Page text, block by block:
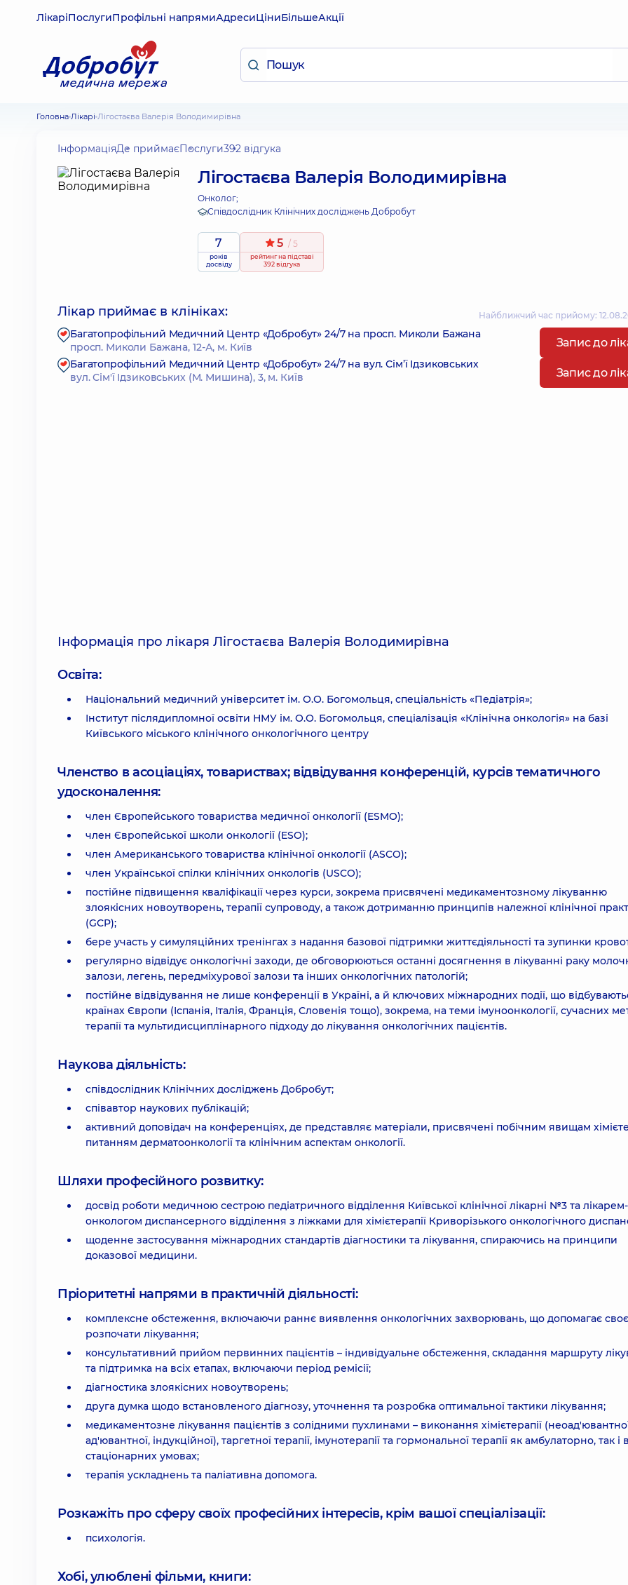
ЛікаріПослугиПрофільні напрямиАдресиЦіниБільшеАкції
Головна Лікарі Лігостаєва Валерія Володимирівна
ІнформаціяДе приймаєПослуги392 відгука
Лігостаєва Валерія Володимирівна
Онколог;
Співдослідник Клінічних досліджень Добробут
7
років
досвіду
5 / 5
рейтингна підставі
392 відгука
Лікар приймає в клініках: Найближчий час прийому:
Багатопрофільний Медичний Центр «Добробут» 24/7 на просп. Миколи Бажана
просп. Миколи Бажана, 12-А, м. Київ
Запис до
Багатопрофільний Медичний Центр «Добробут» 24/7 на вул. Сім’ї Ідзиковських
вул. Сім'ї Ідзиковських (М. Мишина), 3, м. Київ
Запис до
Інформація про лікаря Лігостаєва Валерія Володимирівна
Освіта:
Національний медичний університет ім. О.О. Богомольця, спеціальність «Педіатрія»;
Інститут післядипломної освіти НМУ ім. О.О. Богомольця, спеціалізація «Клінічна онкологія» на базі
Київського міського клінічного онкологічного центру
Членство в асоціаціях, товариствах; відвідування конференцій, курсів тематичного
удосконалення:
член Європейського товариства медичної онкології (ESMO);
член Європейської школи онкології (ESO);
член Американського товариства клінічної онкології (ASCO);
член Української спілки клінічних онкологів (USCO);
постійне підвищення кваліфікації через курси, зокрема присвячені медикаментозному лікуванню
злоякісних новоутворень, терапії супроводу, а також дотриманню принципів належної клінічної
(GCP);
бере участь у симуляційних тренінгах з надання базової підтримки життєдіяльності та зупинки
регулярно відвідує онкологічні заходи, де обговорюються останні досягнення в лікуванні раку
залози, легень, передміхурової залози та інших онкологічних патологій;
постійне відвідування не лише конференції в Україні, а й ключових міжнародних події, що
країнах Європи (Іспанія, Італія, Франція, Словенія тощо), зокрема, на теми імуноонкології, сучасних
терапії та мультидисциплінарного підходу до лікування онкологічних пацієнтів.
Наукова діяльність:
співдослідник Клінічних досліджень Добробут;
співавтор наукових публікацій;
активний доповідач на конференціях, де представляє матеріали, присвячені побічним явищам
питанням дерматоонкології та клінічним аспектам онкології.
Шляхи професійного розвитку:
досвід роботи медичною сестрою педіатричного відділення Київської клінічної лікарні №3 та лікарем-
онкологом диспансерного відділення з ліжками для хімієтерапії Криворізького онкологічного
щоденне застосування міжнародних стандартів діагностики та лікування, спираючись на принципи
доказової медицини.
Пріоритетні напрями в практичній діяльності:
комплексне обстеження, включаючи раннє виявлення онкологічних захворювань, що допомагає
розпочати лікування;
консультативний прийом первинних пацієнтів – індивідуальне обстеження, складання маршруту
та підтримка на всіх етапах, включаючи період ремісії;
діагностика злоякісних новоутворень;
друга думка щодо встановленого діагнозу, уточнення та розробка оптимальної тактики лікування;
медикаментозне лікування пацієнтів з солідними пухлинами – виконання хімієтерапії
ад'ювантної, індукційної), таргетної терапії, імунотерапії та гормональної терапії як амбулаторно, так і в
стаціонарних умовах;
терапія ускладнень та паліативна допомога.
Розкажіть про сферу своїх професійних інтересів, крім вашої спеціалізації:
психологія.
Хобі, улюблені фільми, книги: